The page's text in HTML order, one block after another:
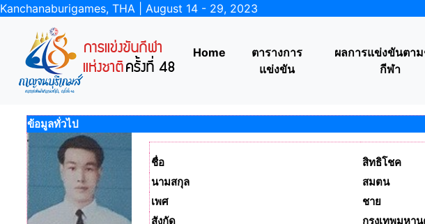
Kanchanaburigames, THA | August 14 - 29, 2023
Home
ตารางการ
แข่งขัน
ผลการแข่งขันตา
กีฬา
ข้อมูลทั่วไป
ชื่อ
สิทธิโชค
นามสกุล
สมตน
เพศ
ชาย
สังกัด
กรุงเทพมหาน